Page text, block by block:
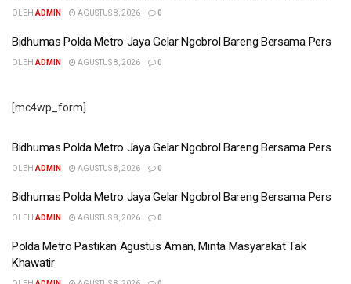
OLEH ADMIN AGUSTUS 8, 2026 0
Bidhumas Polda Metro Jaya Gelar Ngobrol Bareng Bersama Pers
OLEH ADMIN AGUSTUS 8, 2026 0
[mc4wp_form]
Bidhumas Polda Metro Jaya Gelar Ngobrol Bareng Bersama Pers
OLEH ADMIN AGUSTUS 8, 2026 0
Bidhumas Polda Metro Jaya Gelar Ngobrol Bareng Bersama Pers
OLEH ADMIN AGUSTUS 8, 2026 0
Polda Metro Pastikan Agustus Aman, Minta Masyarakat Tak
Khawatir